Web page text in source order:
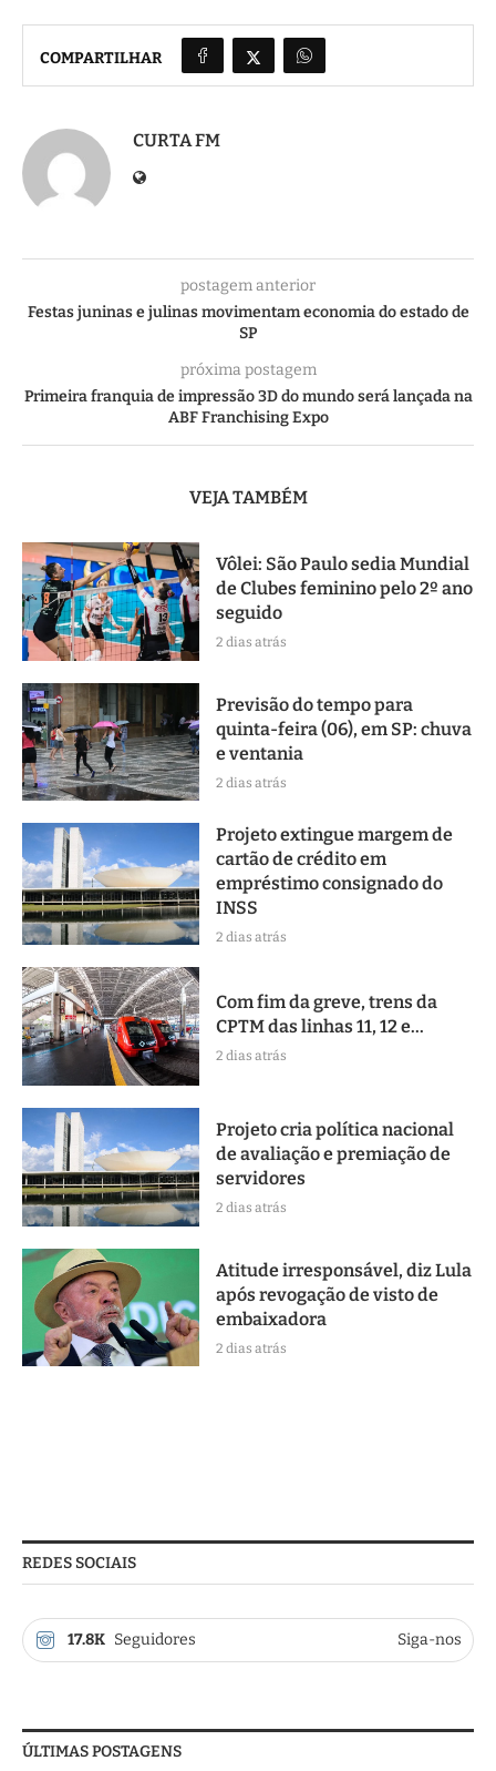
COMPARTILHAR
CURTA FM
postagem anterior
Festas juninas e julinas movimentam economia do estado de
SP
próxima postagem
Primeira franquia de impressão 3D do mundo será lançada na
ABF Franchising Expo
VEJA TAMBÉM
Vôlei: São Paulo sedia Mundial
de Clubes feminino pelo 2º ano
seguido
2 dias atrás
Previsão do tempo para
quinta-feira (06), em SP: chuva
e ventania
2 dias atrás
Projeto extingue margem de
cartão de crédito em
empréstimo consignado do
INSS
2 dias atrás
Com fim da greve, trens da
CPTM das linhas 11, 12 e...
2 dias atrás
Projeto cria política nacional
de avaliação e premiação de
servidores
2 dias atrás
Atitude irresponsável, diz Lula
após revogação de visto de
embaixadora
2 dias atrás
REDES SOCIAIS
17.8K Seguidores Siga-nos
ÚLTIMAS POSTAGENS